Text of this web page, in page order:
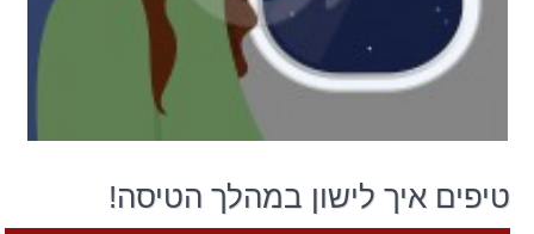
טיפים איך לישון במהלך הטיסה!